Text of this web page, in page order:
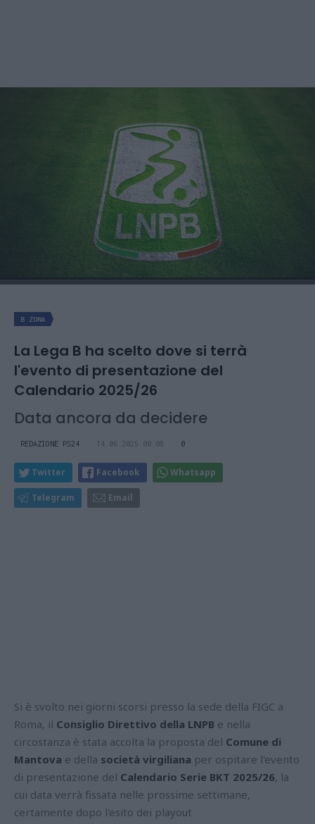
B ZONA
La Lega B ha scelto dove si terrà
l'evento di presentazione del
Calendario 2025/26
Data ancora da decidere
REDAZIONE PS24 14.06.2025 00:08 0
Twitter Facebook Whatsapp
Telegram Email
Si è svolto nei giorni scorsi presso la sede della FIGC a
Roma, il Consiglio Direttivo della LNPB e nella
circostanza è stata accolta la proposta del Comune di
Mantova e della società virgiliana per ospitare l'evento
di presentazione del Calendario Serie BKT 2025/26, la
cui data verrà fissata nelle prossime settimane,
certamente dopo l'esito dei playout